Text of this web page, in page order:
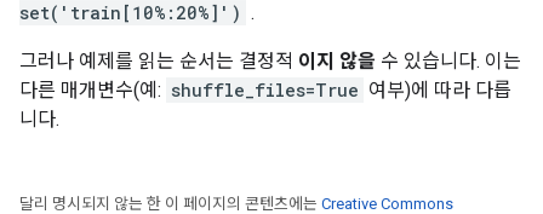
set('train[10%:20%]') .
그러나 예제를 읽는 순서는 결정적 이지 않을 수 있습니다. 이는
다른 매개변수(예: shuffle_files=True 여부)에 따라 다릅
니다.
달리 명시되지 않는 한 이 페이지의 콘텐츠에는 Creative Commons